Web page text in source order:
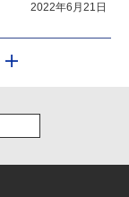
2022年6月21日